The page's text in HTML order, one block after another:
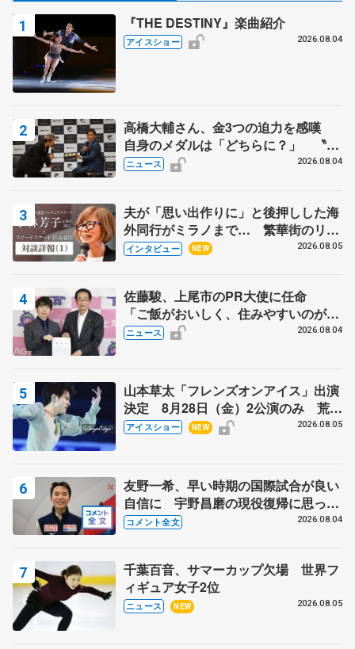
『THE DESTINY』楽曲紹介
アイスショー 2026.08.04
高橋大輔さん、金3つの迫力を感嘆
自身のメダルは「どちらに？」 〝リ
ス兄弟〟オリンピック3連覇の野村忠
ニュース 2026.08.04
夫が「思い出作りに」と後押しした海
外同行がミラノまで… 繁華街のリン
クでは不良のお兄さんも味方に 小林
インタビュー NEW 2026.08.05
佐藤駿、上尾市のPR大使に任命
「ご飯がおいしく、住みやすいのが魅
力」
ニュース 2026.08.04
山本草太「フレンズオンアイス」出演
決定 8月28日（金）2公演のみ 荒川
静香さんプロデュース、20周年のアイ
アイスショー NEW 2026.08.05
友野一希、早い時期の国際試合が良い
自信に 宇野昌磨の現役復帰に思って
いること 【アジアンオープントロフ
コメント全文 2026.08.04
千葉百音、サマーカップ欠場 世界フ
ィギュア女子2位
ニュース NEW 2026.08.05